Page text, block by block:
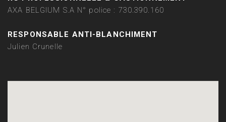
AXA BELGIUM S.A N° police : 730.390.160
RESPONSABLE ANTI-BLANCHIMENT
Julien Crunelle